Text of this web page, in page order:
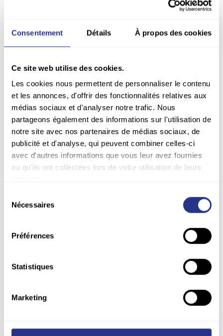
Consentement Détails À propos des cookies
Ce site web utilise des cookies.
Les cookies nous permettent de personnaliser le contenu
et les annonces, d'offrir des fonctionnalités relatives aux
médias sociaux et d'analyser notre trafic. Nous
partageons également des informations sur l'utilisation de
notre site avec nos partenaires de médias sociaux, de
publicité et d'analyse, qui peuvent combiner celles-ci
avec d'autres informations que vous leur avez fournies
ou qu'ils ont collectées lors de votre utilisation de leurs
Nécessaires
Préférences
Statistiques
Marketing
RESP. ADMIN. DES VENTES
Stéphanie,
le lien de confiance
Elle vous accompagne au quotidien dans la
gestion de vos commandes